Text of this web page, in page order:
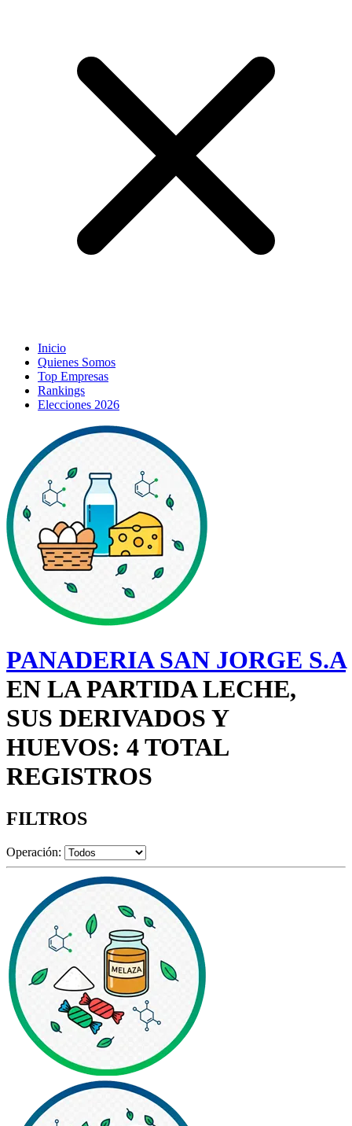
Inicio
Quienes Somos
Top Empresas
Rankings
Elecciones 2026
PANADERIA SAN JORGE S.A
EN LA PARTIDA LECHE,
SUS DERIVADOS Y
HUEVOS: 4 TOTAL
REGISTROS
FILTROS
Operación: